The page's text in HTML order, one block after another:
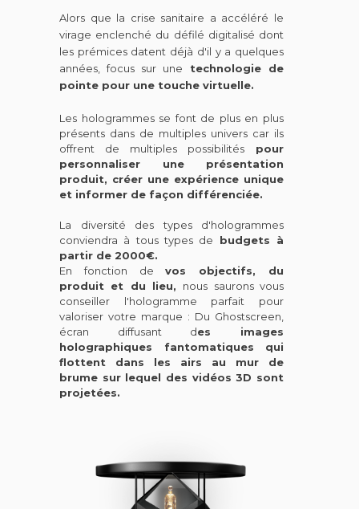
Alors que la crise sanitaire a accéléré le
virage enclenché du défilé digitalisé dont
les prémices datent déjà d'il y a quelques
années, focus sur une technologie de
pointe pour une touche virtuelle.
Les hologrammes se font de plus en plus
présents dans de multiples univers car ils
offrent de multiples possibilités pour
personnaliser une présentation
produit, créer une expérience unique
et informer de façon différenciée.
La diversité des types d'hologrammes
conviendra à tous types de budgets à
partir de 2000€.
En fonction devos objectifs, du
produit et du lieu, nous saurons vous
conseiller l'hologramme parfait pour
valoriser votre marque : Du Ghostscreen,
écran diffusant des images
holographiques fantomatiques qui
flottent dans les airs au mur de
brume sur lequel des vidéos 3D sont
projetées.